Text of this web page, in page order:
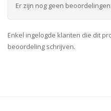
Er zijn nog geen beoordelingen.
Enkel ingelogde klanten die dit
beoordeling schrijven.